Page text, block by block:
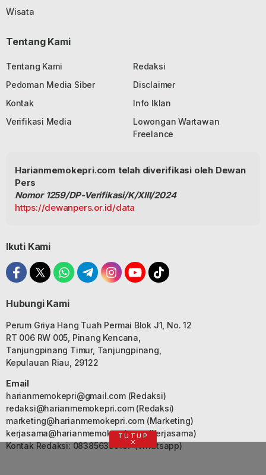
Wisata
Tentang Kami
Tentang Kami
Redaksi
Pedoman Media Siber
Disclaimer
Kontak
Info Iklan
Verifikasi Media
Lowongan Wartawan
Freelance
Harianmemokepri.com telah diverifikasi oleh Dewan
Pers
Nomor 1259/DP-Verifikasi/K/XIII/2024
https://dewanpers.or.id/data
Ikuti Kami
Hubungi Kami
Perum Griya Hang Tuah Permai Blok J1, No. 12
RT 006 RW 005, Pinang Kencana,
Tanjungpinang Timur, Tanjungpinang,
Kepulauan Riau, 29122
Email
harianmemokepri@gmail.com(Redaksi)
redaksi@harianmemokepri.com(Redaksi)
marketing@harianmemokepri.com(Marketing)
kerjasama@harianmemokepri.com(Kerjasama)
Kontak Redaksi: 083856335187 (Whatsapp)
TUTUP